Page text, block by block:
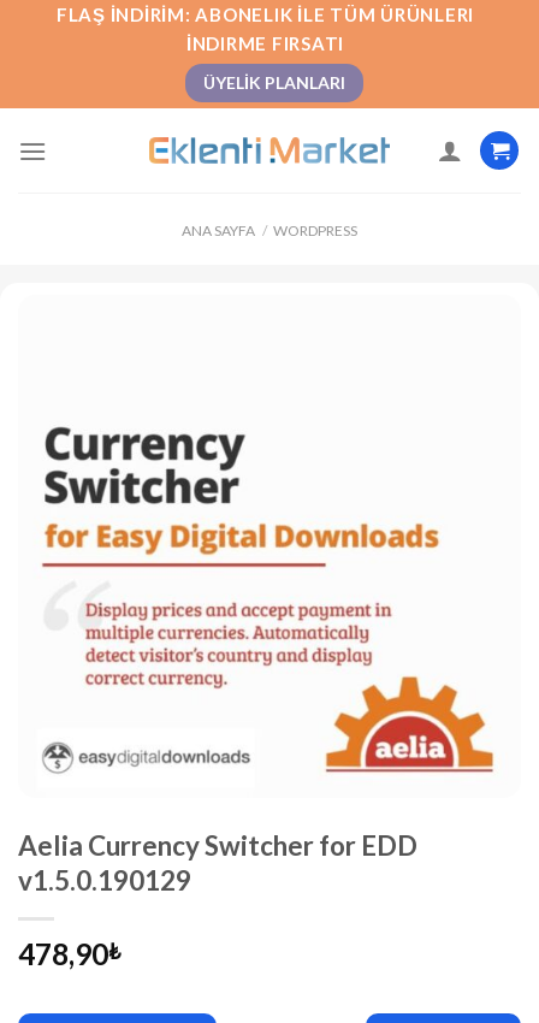
FLAŞ İNDIRIM: ABONELIK İLE TÜM ÜRÜNLERI
İNDIRME FIRSATI
ÜYELIK PLANLARI
ANA SAYFA / WORDPRESS
Aelia Currency Switcher for EDD
v1.5.0.190129
478,90₺